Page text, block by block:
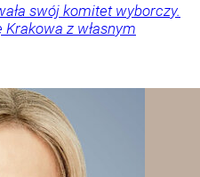
swój komitet wyborczy.
z własnym